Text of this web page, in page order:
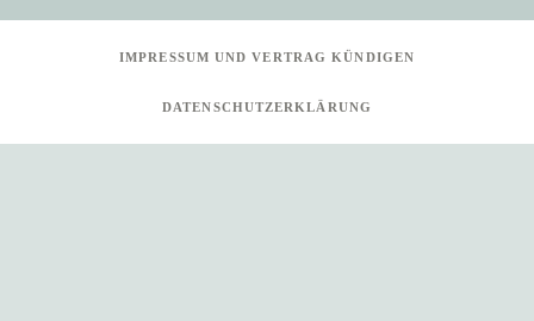
IMPRESSUM UND VERTRAG KÜNDIGEN
DATENSCHUTZERKLÄRUNG